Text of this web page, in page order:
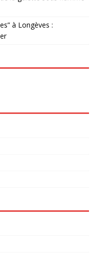
à Longèves :